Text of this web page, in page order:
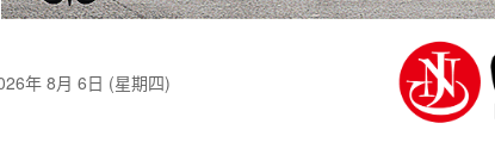
年 8月 6日 (星期四)